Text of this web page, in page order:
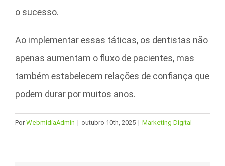
o sucesso.
Ao implementar essas táticas, os dentistas não
apenas aumentam o fluxo de pacientes, mas
também estabelecem relações de confiança que
podem durar por muitos anos.
Por WebmidiaAdmin | outubro 10th, 2025 | Marketing Digital